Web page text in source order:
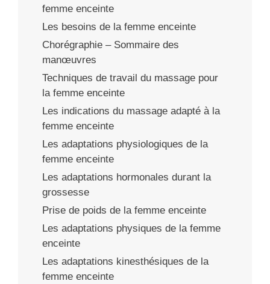
femme enceinte
Les besoins de la femme enceinte
Chorégraphie – Sommaire des
manœuvres
Techniques de travail du massage pour
la femme enceinte
Les indications du massage adapté à la
femme enceinte
Les adaptations physiologiques de la
femme enceinte
Les adaptations hormonales durant la
grossesse
Prise de poids de la femme enceinte
Les adaptations physiques de la femme
enceinte
Les adaptations kinesthésiques de la
femme enceinte